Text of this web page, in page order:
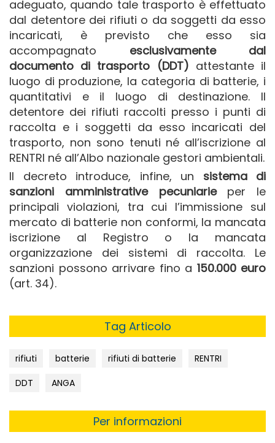
adeguato, quando tale trasporto è effettuato
dal detentore dei rifiuti o da soggetti da esso
incaricati, è previsto che esso sia
accompagnato esclusivamente dal
documento di trasporto (DDT) attestante il
luogo di produzione, la categoria di batterie, i
quantitativi e il luogo di destinazione. Il
detentore dei rifiuti raccolti presso i punti di
raccolta e i soggetti da esso incaricati del
trasporto, non sono tenuti né all’iscrizione al
RENTRI né all’Albo nazionale gestori ambientali.
Il decreto introduce, infine, un sistema di
sanzioni amministrative pecuniarieper le
principali violazioni, tra cui l’immissione sul
mercato di batterie non conformi, la mancata
iscrizione al Registro o la mancata
organizzazione dei sistemi di raccolta. Le
sanzioni possono arrivare fino a 150.000 euro
(art. 34).
Tag Articolo
rifiuti batterie rifiuti di batterie
RENTRI
DDT
ANGA
Per informazioni